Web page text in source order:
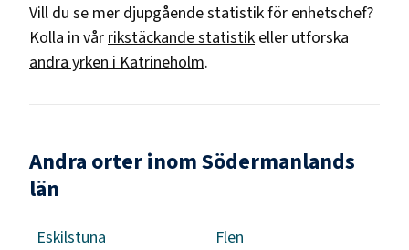
Vill du se mer djupgående statistik för enhetschef?
Kolla in vår rikstäckande statistik eller utforska
andra yrken i Katrineholm.
Andra orter inom Södermanlands
län
Eskilstuna Flen